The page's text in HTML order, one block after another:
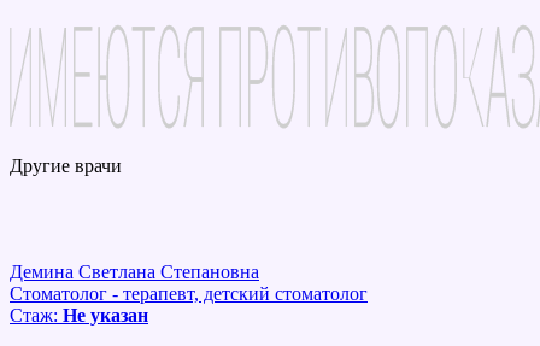
Другие врачи
Демина Светлана Степановна
Стоматолог - терапевт, детский стоматолог
Стаж: Не указан